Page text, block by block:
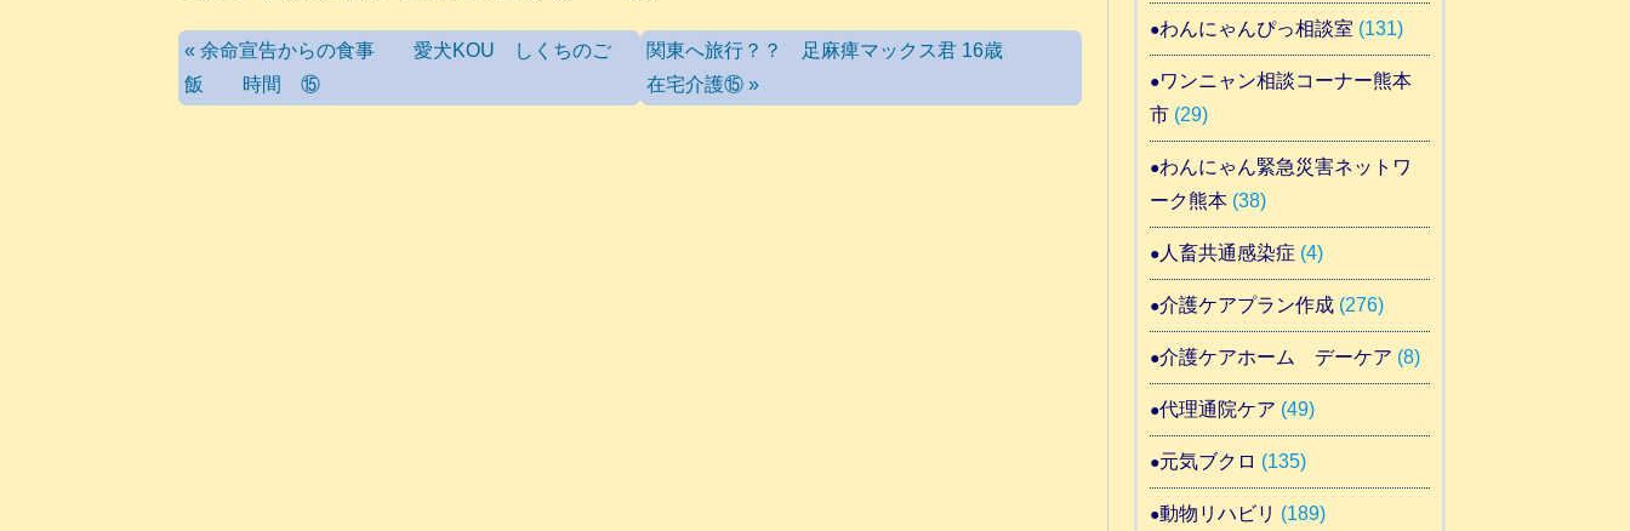
« 余命宣告からの食事 愛犬KOU しくちのご
飯 時間 ⑮
関東へ旅行？？ 足麻痺マックス君 16歳
在宅介護⑮ »
わんにゃんぴっ相談室 (131)
ワンニャン相談コーナー熊本
市(29)
わんにゃん緊急災害ネットワ
ーク熊本(38)
人畜共通感染症 (4)
介護ケアプラン作成(276)
介護ケアホーム デーケア (8)
代理通院ケア (49)
元気ブクロ (135)
動物リハビリ (189)